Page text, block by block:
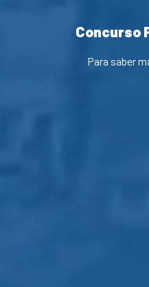
Concurso
Para saber